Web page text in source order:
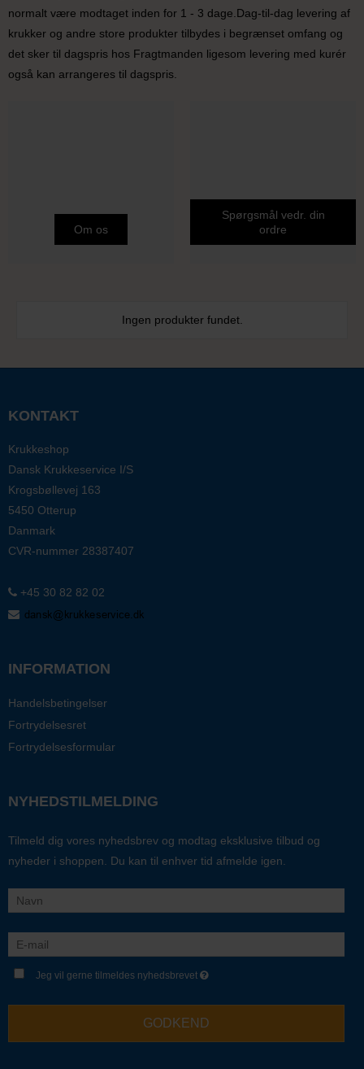
normalt være modtaget inden for 1 - 3 dage.Dag-til-dag levering af
krukker og andre store produkter tilbydes i begrænset omfang og
det sker til dagspris hos Fragtmanden ligesom levering med kurér
også kan arrangeres til dagspris.
Om os
Spørgsmål vedr. din
ordre
Ingen produkter fundet.
KONTAKT
Krukkeshop
Dansk Krukkeservice I/S
Krogsbøllevej 163
5450 Otterup
Danmark
CVR-nummer 28387407
+45 30 82 82 02
INFORMATION
Handelsbetingelser
Fortrydelsesret
Fortrydelsesformular
NYHEDSTILMELDING
Tilmeld dig vores nyhedsbrev og modtag eksklusive tilbud og
nyheder i shoppen. Du kan til enhver tid afmelde igen.
Jeg vil gerne tilmeldes nyhedsbrevet
GODKEND